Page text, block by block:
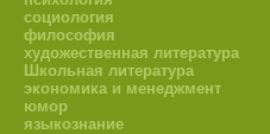
социология
философия
художественная литература
Школьная литература
экономика и менеджмент
юмор
языкознание